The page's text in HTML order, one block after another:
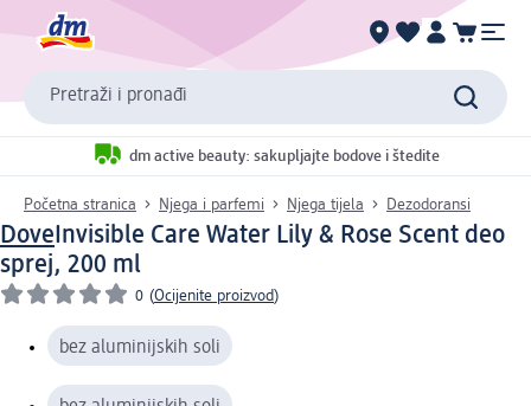
Pretraži i pronađi
dm active beauty: sakupljajte bodove i štedite
Početna stranica Njega i parfemi Njega tijela Dezodoransi
Dove Invisible Care Water Lily & Rose Scent deo
sprej, 200 ml
0 (Ocijenite proizvod)
bez aluminijskih soli